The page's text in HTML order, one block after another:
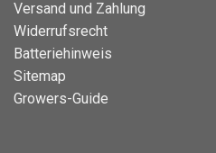
Versand und Zahlung
Widerrufsrecht
Batteriehinweis
Sitemap
Growers-Guide